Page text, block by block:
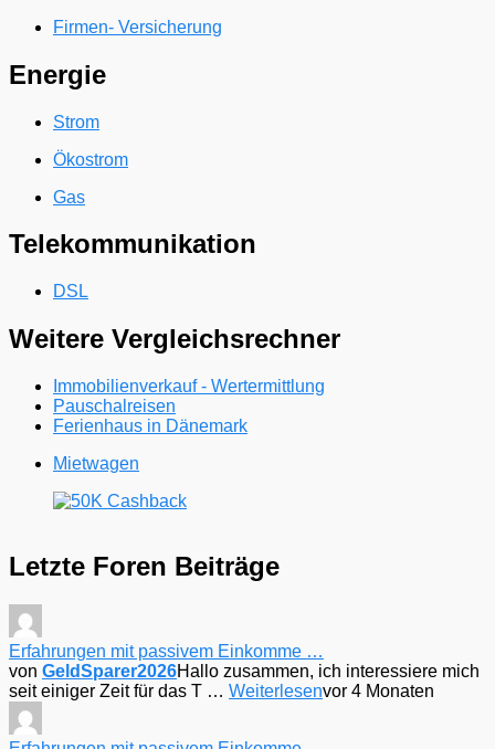
Firmen- Versicherung
Energie
Strom
Ökostrom
Gas
Telekommunikation
DSL
Weitere Vergleichsrechner
Immobilienverkauf - Wertermittlung
Pauschalreisen
Ferienhaus in Dänemark
Mietwagen
Letzte Foren Beiträge
Erfahrungen mit passivem Einkomme …
von GeldSparer2026Hallo zusammen, ich interessiere mich
seit einiger Zeit für das T … Weiterlesenvor 4 Monaten